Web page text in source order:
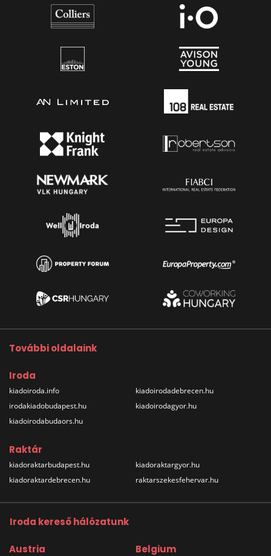
További oldalaink
Iroda
kiadoiroda.info
irodakiadobudapest.hu
kiadoirodabudaors.hu
kiadoirodadebrecen.hu
kiadoirodagyor.hu
Raktár
kiadoraktarbudapest.hu
kiadoraktardebrecen.hu
kiadoraktargyor.hu
raktarszekesfehervar.hu
Iroda kereső hálózatunk
Austria Belgium